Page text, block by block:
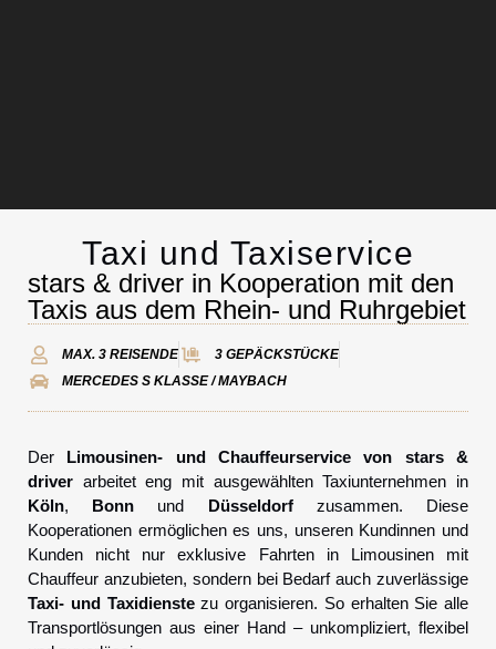
Chauffeurservice
Kontakt
Taxi und Taxiservice
stars & driver in Kooperation mit den
Taxis aus dem Rhein- und Ruhrgebiet
MAX. 3 REISENDE
3 GEPÄCKSTÜCKE
MERCEDES S KLASSE / MAYBACH
Der Limousinen- und Chauffeurservice von stars &
driver arbeitet eng mit ausgewählten Taxiunternehmen in
Köln, Bonn und Düsseldorfzusammen. Diese
Kooperationen ermöglichen es uns, unseren Kundinnen und
Kunden nicht nur exklusive Fahrten in Limousinen mit
Chauffeur anzubieten, sondern bei Bedarf auch zuverlässige
Taxi- und Taxidienstezu organisieren. So erhalten Sie alle
Transportlösungen aus einer Hand – unkompliziert, flexibel